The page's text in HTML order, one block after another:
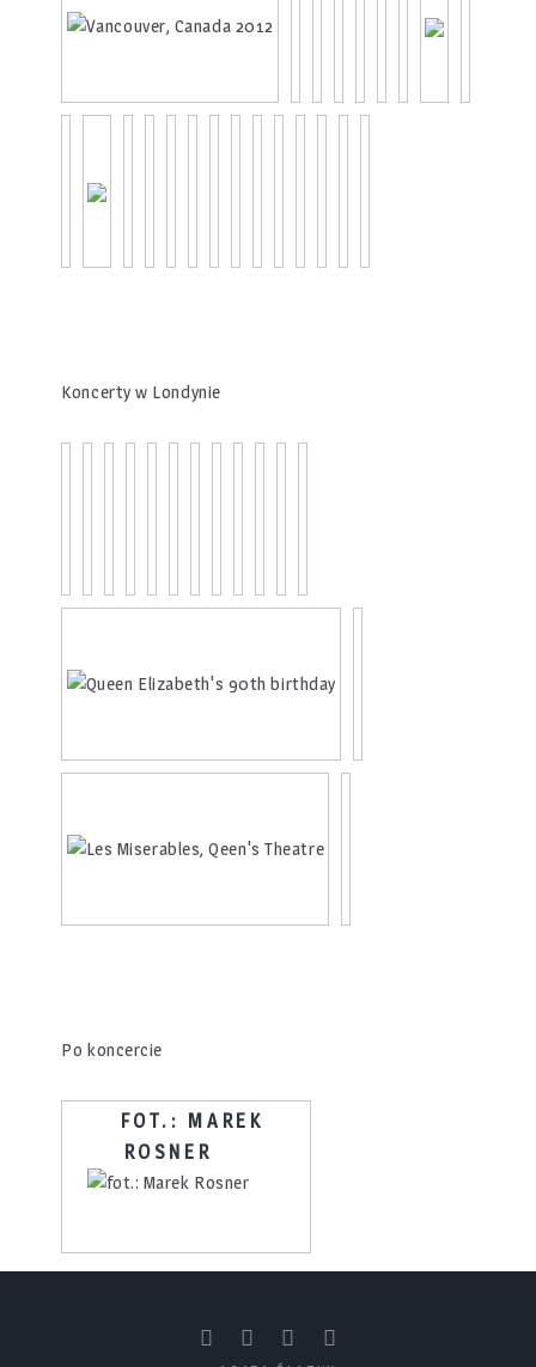
Koncerty w Londynie
Po koncercie
FOT.: MAREK
ROSNER